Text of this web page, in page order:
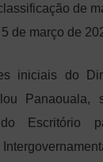
de
de março de
iniciais do
Panaouala,
do Escritório